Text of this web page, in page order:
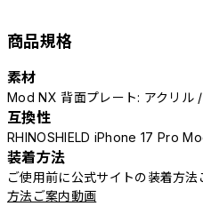
商品規格
素材
Mod NX 背面プレート: アクリル
互換性
RHINOSHIELD iPhone 17 Pro
装着方法
ご使用前に公式サイトの装着方
方法ご案内動画